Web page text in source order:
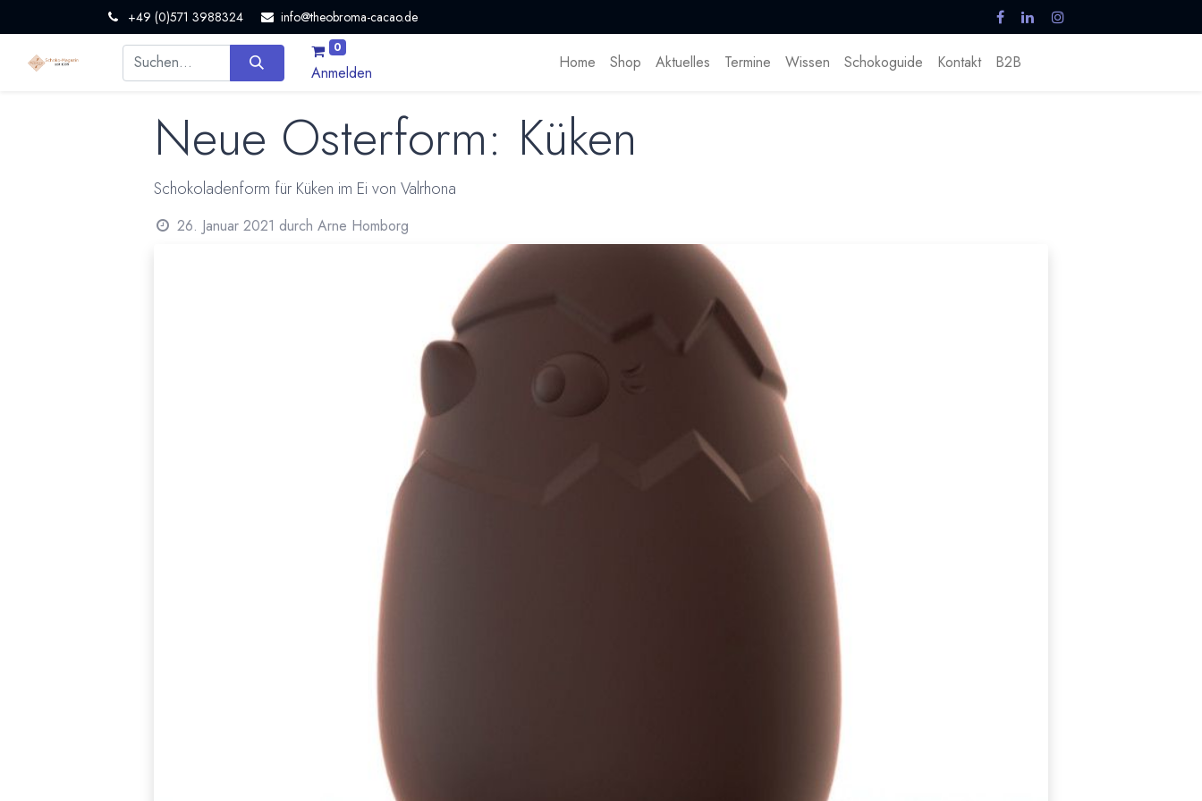
+49 (0)571 3988324 info@theobroma-cacao.de
0
Anmelden
Home Shop Aktuelles Termine Wissen Schokoguide Kontakt B2B
Neue Osterform: Küken
Schokoladenform für Küken im Ei von Valrhona
26. Januar 2021 durch Arne Homborg